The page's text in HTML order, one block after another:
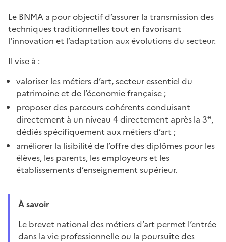
Le BNMA a pour objectif d’assurer la transmission des
techniques traditionnelles tout en favorisant
l'innovation et l’adaptation aux évolutions du secteur.
Il vise à :
valoriser les métiers d’art, secteur essentiel du
patrimoine et de l’économie française ;
proposer des parcours cohérents conduisant
directement à un niveau 4 directement après la 3e,
dédiés spécifiquement aux métiers d’art ;
améliorer la lisibilité de l’offre des diplômes pour les
élèves, les parents, les employeurs et les
établissements d’enseignement supérieur.
À savoir
Le brevet national des métiers d’art permet l’entrée
dans la vie professionnelle ou la poursuite des